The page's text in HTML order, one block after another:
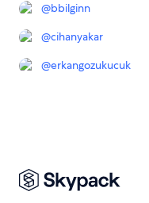
@bbilginn
@cihanyakar
@erkangozukucuk